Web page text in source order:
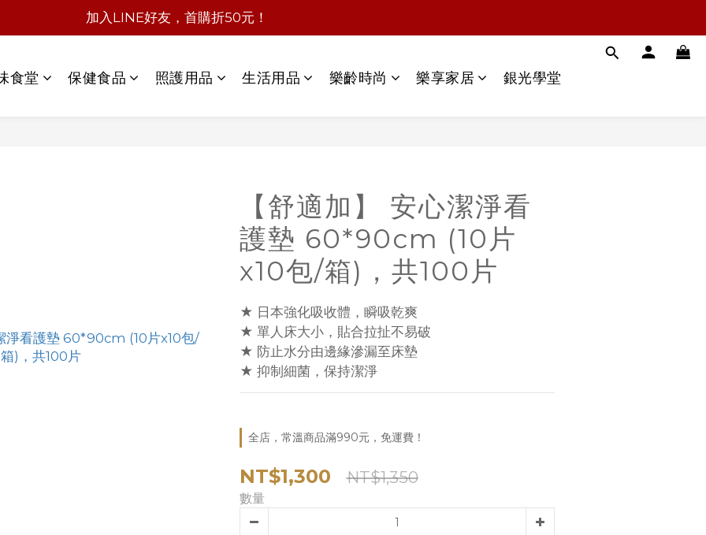
加入LINE好友，首購折50元！
食堂 保健食品 照護用品 生活用品 樂齡時尚 樂享家居 銀光學堂
【舒適加】 安心潔淨看
護墊 60*90cm (10片
x10包/箱)，共100片
★ 日本強化吸收體，瞬吸乾爽
★ 單人床大小，貼合拉扯不易破
★ 防止水分由邊緣滲漏至床墊
★ 抑制細菌，保持潔淨
全店，常溫商品滿990元，免運費！
NT$1,300 NT$1,350
數量